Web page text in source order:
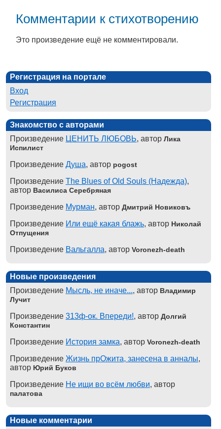
Комментарии к стихотворению
Это произведение ещё не комментировали.
Регистрация на портале
Вход
Регистрация
Знакомство с авторами
Произведение ЦЕНИТЬ ЛЮБОВЬ, автор Лика
Испилист
Произведение Душа, автор pogost
Произведение The Blues of Old Souls (Надежда),
автор Василиса Серебряная
Произведение Мурман, автор Дмитрий Новиковъ
Произведение Или ещё какая блажь, автор Николай
Отпущения
Произведение Вальгалла, автор Voronezh-death
Новые произведения
Произведение Мысль, не иначе..., автор Владимир
Лучит
Произведение 313ф-ок. Впереди!, автор Долгий
Константин
Произведение История замка, автор Voronezh-death
Произведение Жизнь прОжита, занесена в анналы,
автор Юрий Буков
Произведение Не ищи во всём любви, автор
палатова
Новые комментарии